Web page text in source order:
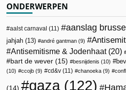
ONDERWERPEN
aalst carnaval (11) aanslag
jahjah (13) andré gantman (9)
Antisemitisme & Jodenhaat(20)
bart de wever (15) besnijdenis (10)
(10)
ccojb (9) cd&v (11) chanoeka (9)
(14) gaza(122)